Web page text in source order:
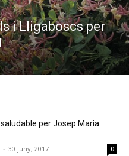
i Lligaboscs per
per Josep Maria
- 30 juny, 2017 0